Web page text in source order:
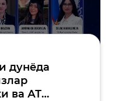
дунёда
ва АТ